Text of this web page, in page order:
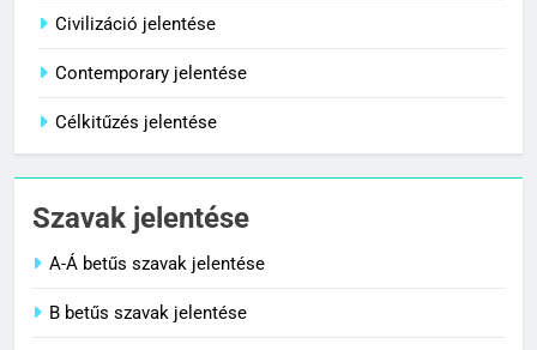
Centenárium jelentése
1
Cigánykerék jelentése
C BETŰS SZAVAK JELENTÉSE
Civilizáció jelentése
Contemporary jelentése
Célkitűzés jelentése
Szavak jelentése
A-Á betűs szavak jelentése
B betűs szavak jelentése